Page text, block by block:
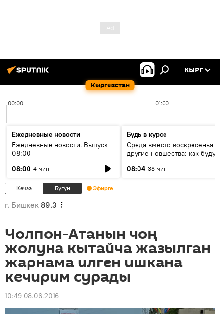
Кыргызстан
КЫРГ
00:00 01:00
Ежедневные новости
Ежедневные новости. Выпуск
08:00
08:00 4 мин
Будь в курсе
Среда вместо воскресенья и
другие новшества: как будут
08:04 38 мин
Кечээ Бүгүн Эфирге
г. Бишкек 89.3
Чолпон-Атанын чоң
жолуна кытайча жазылган
жарнама илген ишкана
кечирим сурады
10:49 08.06.2016